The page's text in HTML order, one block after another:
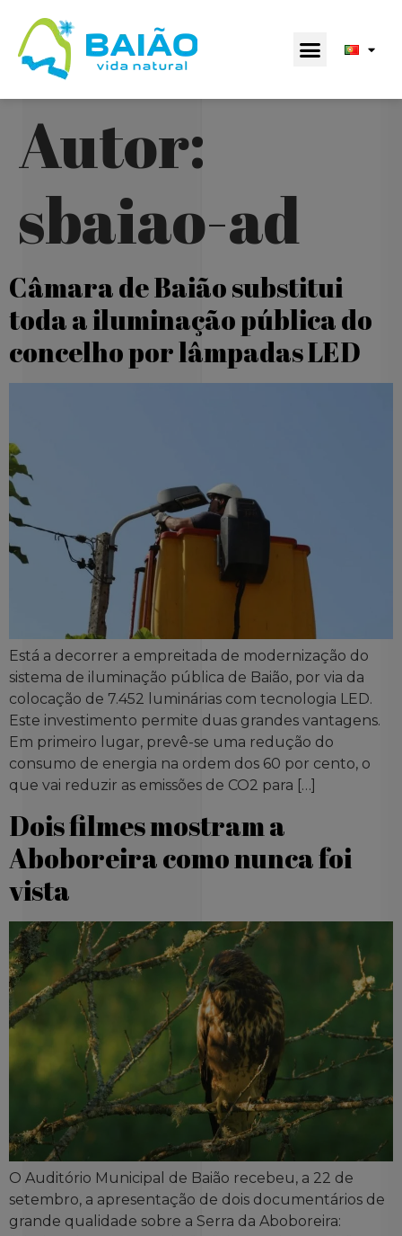
Autor:
sbaiao-ad
Câmara de Baião substitui
toda a iluminação pública do
concelho por lâmpadas LED
Está a decorrer a empreitada de modernização do
sistema de iluminação pública de Baião, por via da
colocação de 7.452 luminárias com tecnologia LED.
Este investimento permite duas grandes vantagens.
Em primeiro lugar, prevê-se uma redução do
consumo de energia na ordem dos 60 por cento, o
que vai reduzir as emissões de CO2 para […]
Dois filmes mostram a
Aboboreira como nunca foi
vista
O Auditório Municipal de Baião recebeu, a 22 de
setembro, a apresentação de dois documentários de
grande qualidade sobre a Serra da Aboboreira: